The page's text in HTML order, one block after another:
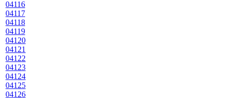
04116
04117
04118
04119
04120
04121
04122
04123
04124
04125
04126